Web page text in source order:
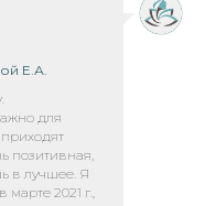
Е.А.
для
позитивная,
в лучшее. Я
2021 г.,